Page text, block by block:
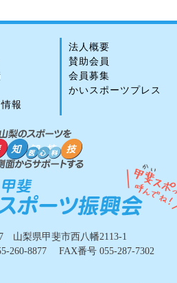
法人概要
賛助会員
会員募集
かいスポーツプレス
報
山梨県甲斐市西八幡2113-1
260-8877 FAX番号 055-287-7302